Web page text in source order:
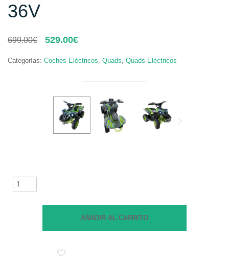
36V
699.00€
El
original
529.00€El
actual
Categorías: Coches Eléctricos, Quads, Quads Eléctricos
MINI
QUAD
AÑADIR AL CARRITO